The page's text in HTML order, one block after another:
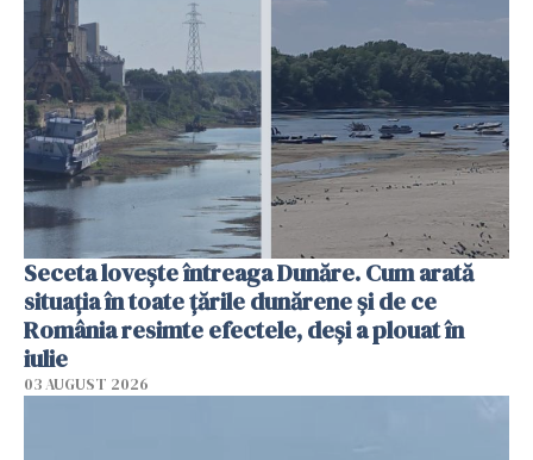
Seceta lovește întreaga Dunăre. Cum arată
situația în toate țările dunărene și de ce
România resimte efectele, deși a plouat în
iulie
03 AUGUST 2026